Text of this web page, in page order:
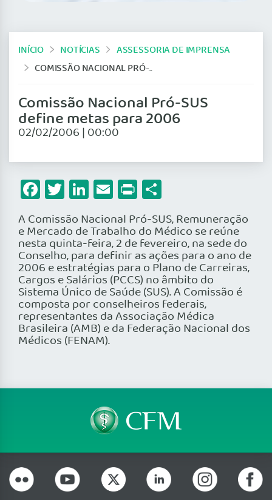
INÍCIO NOTÍCIAS
ASSESSORIA DE IMPRENSA
COMISSÃO NACIONAL PRÓ-SUS DEFINE METAS PARA 2006
Comissão Nacional Pró-SUS
define metas para 2006
02/02/2006 | 00:00
Facebook
Twitter
LinkedIn
Email
Print
A Comissão Nacional Pró-SUS, Remuneração
e Mercado de Trabalho do Médico se reúne
nesta quinta-feira, 2 de fevereiro, na sede do
Conselho, para definir as ações para o ano de
2006 e estratégias para o Plano de Carreiras,
Cargos e Salários (PCCS) no âmbito do
Sistema Único de Saúde (SUS). A Comissão é
composta por conselheiros federais,
representantes da Associação Médica
Brasileira (AMB) e da Federação Nacional dos
Médicos (FENAM).